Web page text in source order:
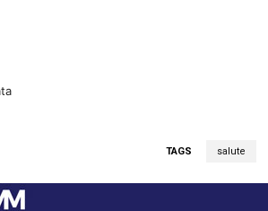
TAGS salute